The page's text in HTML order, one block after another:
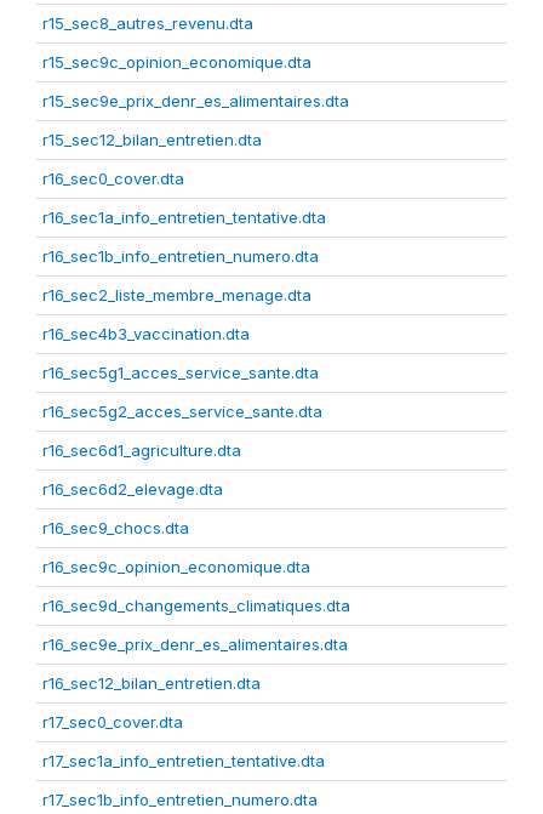
r15_sec8_autres_revenu.dta
r15_sec9c_opinion_economique.dta
r15_sec9e_prix_denr_es_alimentaires.dta
r15_sec12_bilan_entretien.dta
r16_sec0_cover.dta
r16_sec1a_info_entretien_tentative.dta
r16_sec1b_info_entretien_numero.dta
r16_sec2_liste_membre_menage.dta
r16_sec4b3_vaccination.dta
r16_sec5g1_acces_service_sante.dta
r16_sec5g2_acces_service_sante.dta
r16_sec6d1_agriculture.dta
r16_sec6d2_elevage.dta
r16_sec9_chocs.dta
r16_sec9c_opinion_economique.dta
r16_sec9d_changements_climatiques.dta
r16_sec9e_prix_denr_es_alimentaires.dta
r16_sec12_bilan_entretien.dta
r17_sec0_cover.dta
r17_sec1a_info_entretien_tentative.dta
r17_sec1b_info_entretien_numero.dta